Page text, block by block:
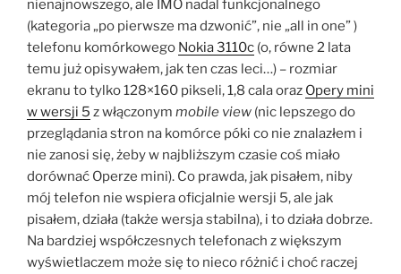
nienajnowszego, ale IMO nadal funkcjonalnego
(kategoria „po pierwsze ma dzwonić”, nie „all in one” )
telefonu komórkowego Nokia 3110c (o, równe 2 lata
temu już opisywałem, jak ten czas leci…) – rozmiar
ekranu to tylko 128×160 pikseli, 1,8 cala oraz Opery mini
w wersji 5 z włączonym mobile view (nic lepszego do
przeglądania stron na komórce póki co nie znalazłem i
nie zanosi się, żeby w najbliższym czasie coś miało
dorównać Operze mini). Co prawda, jak pisałem, niby
mój telefon nie wspiera oficjalnie wersji 5, ale jak
pisałem, działa (także wersja stabilna), i to działa dobrze.
Na bardziej współczesnych telefonach z większym
wyświetlaczem może się to nieco różnić i choć raczej